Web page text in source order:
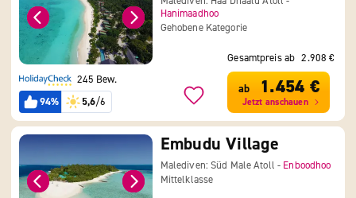
Hanimaadhoo
Gehobene Kategorie
245 Bew.
94%
5,6/6
Gesamtpreis ab 2.908 €
ab 1.454 €
Jetzt anschauen
Embudu Village
Malediven: Süd Male Atoll - Enboodhoo
Mittelklasse